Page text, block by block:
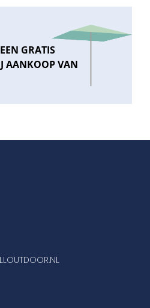
GRATIS
AANKOOP VAN